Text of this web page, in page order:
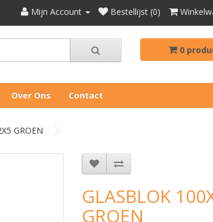
Mijn Account Bestellijst (0)
0
Over Ons Contact
GROEN
GLASBLOK
GROEN